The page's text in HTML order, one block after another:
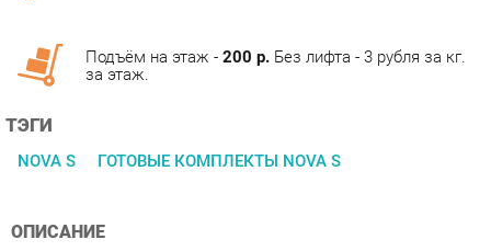
ТЭГИ
ОПИСАНИЕ